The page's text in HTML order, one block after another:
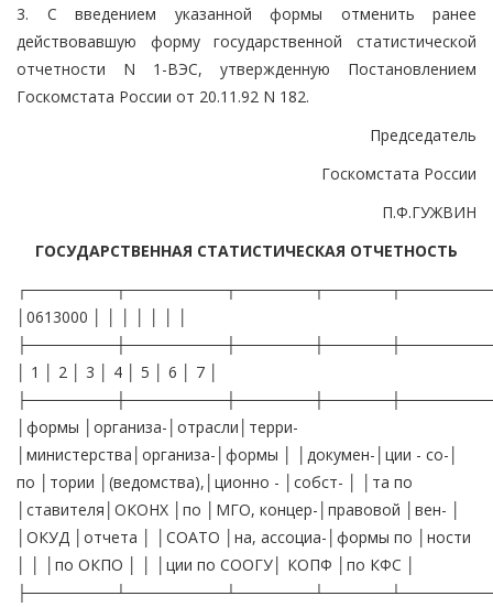
3. С введением указанной формы отменить ранее
действовавшую форму государственной статистической
отчетности N 1-ВЭС, утвержденную Постановлением
Госкомстата России от 20.11.92 N 182.
Председатель
Госкомстата России
П.Ф.ГУЖВИН
ГОСУДАРСТВЕННАЯ СТАТИСТИЧЕСКАЯ ОТЧЕТНОСТЬ
│0613000 │ │ │ │ │ │ │
│ 1 │ 2 │ 3 │ 4 │ 5 │ 6 │ 7 │
│формы │организа-│отрасли│терри-
│министерства│организа-│формы │ │докумен-│ции - со-│
по │тории │(ведомства),│ционно - │собст- │ │та по
│ставителя│ОКОНХ │по │МГО, концер-│правовой │вен- │
│ОКУД │отчета │ │СОАТО │на, ассоциа-│формы по │ности
│ │ │по ОКПО │ │ │ции по СООГУ│ КОПФ │по КФС │